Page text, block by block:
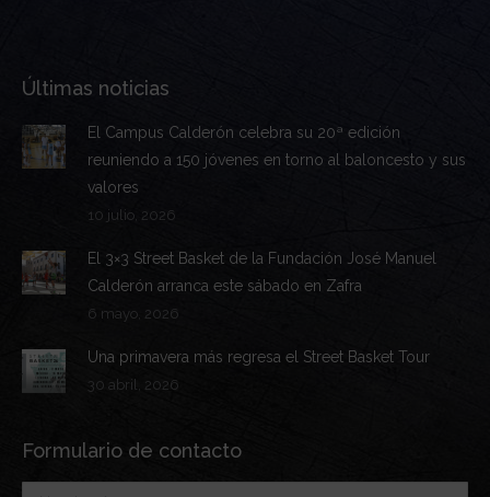
Últimas noticias
El Campus Calderón celebra su 20ª edición
reuniendo a 150 jóvenes en torno al baloncesto y sus
valores
10 julio, 2026
El 3×3 Street Basket de la Fundación José Manuel
Calderón arranca este sábado en Zafra
6 mayo, 2026
Una primavera más regresa el Street Basket Tour
30 abril, 2026
Formulario de contacto